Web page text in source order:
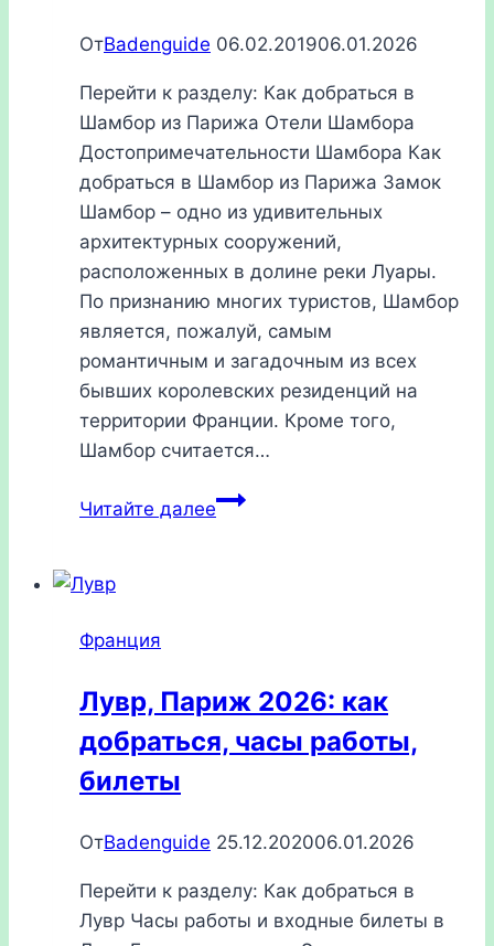
ОтBadenguide 06.02.201906.01.2026
Перейти к разделу: Как добраться в
Шамбор из Парижа Отели Шамбора
Достопримечательности Шамбора Как
добраться в Шамбор из Парижа Замок
Шамбор – одно из удивительных
архитектурных сооружений,
расположенных в долине реки Луары.
По признанию многих туристов, Шамбор
является, пожалуй, самым
романтичным и загадочным из всех
бывших королевских резиденций на
территории Франции. Кроме того,
Шамбор считается…
Читайте далееШамбор,
Франция
Лувр, Париж 2026: как
добраться, часы работы,
билеты
ОтBadenguide 25.12.202006.01.2026
Перейти к разделу: Как добраться в
Лувр Часы работы и входные билеты в